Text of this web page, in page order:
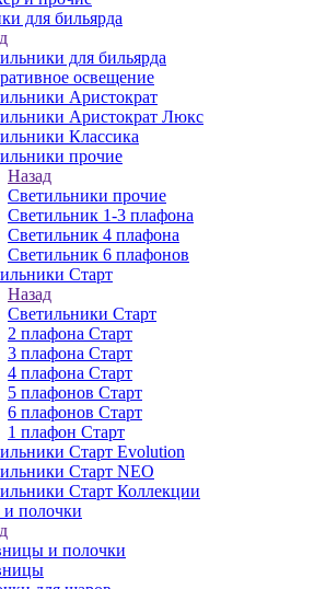
для бильярда
для бильярда
освещение
Аристократ
Аристократ Люкс
Классика
прочие
Назад
Светильники прочие
Светильник 1-3 плафона
Светильник 4 плафона
Светильник 6 плафонов
Старт
Назад
Светильники Старт
2 плафона Старт
3 плафона Старт
4 плафона Старт
5 плафонов Старт
6 плафонов Старт
1 плафон Старт
Старт Evolution
Старт NEO
Старт Коллекции
полочки
и полочки